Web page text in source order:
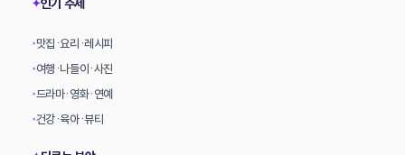
✦인기 주제
•맛집·요리·레시피
•여행·나들이·사진
•드라마·영화·연예
•건강·육아·뷰티